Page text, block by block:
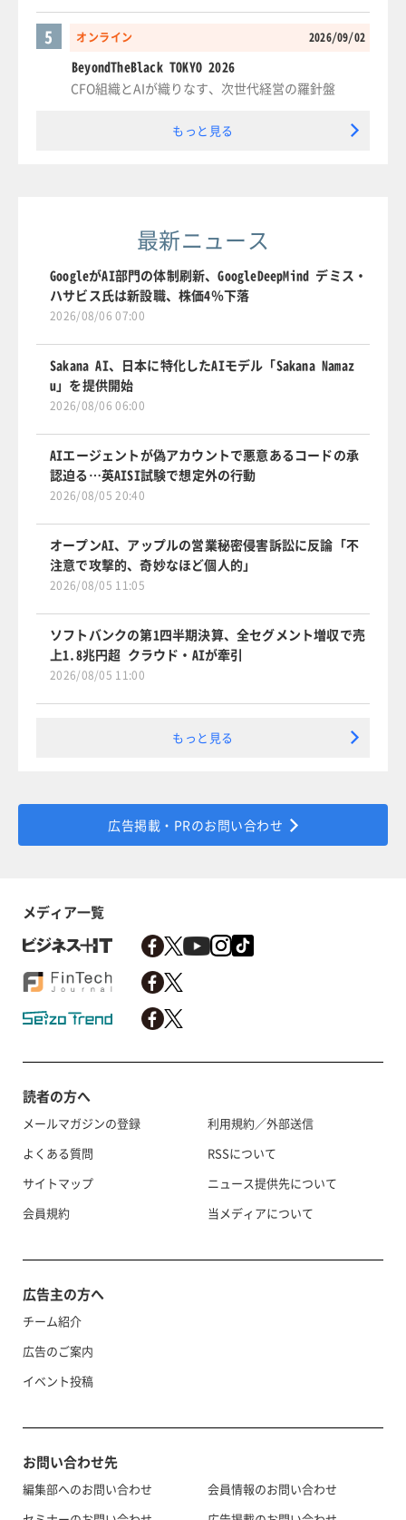
オンライン 2026/09/02
5
BeyondTheBlack TOKYO 2026
CFO組織とAIが織りなす、次世代経営の羅針盤
もっと見る
最新ニュース
GoogleがAI部門の体制刷新、GoogleDeepMind デミス・
ハサビス氏は新設職、株価4％下落
2026/08/06 07:00
Sakana AI、日本に特化したAIモデル「Sakana Namaz
u」を提供開始
2026/08/06 06:00
AIエージェントが偽アカウントで悪意あるコードの承
認迫る…英AISI試験で想定外の行動
2026/08/05 20:40
オープンAI、アップルの営業秘密侵害訴訟に反論「不
注意で攻撃的、奇妙なほど個人的」
2026/08/05 11:05
ソフトバンクの第1四半期決算、全セグメント増収で売
上1.8兆円超 クラウド・AIが牽引
2026/08/05 11:00
もっと見る
広告掲載・PRのお問い合わせ
メディア一覧
読者の方へ
メールマガジンの登録
よくある質問
サイトマップ
会員規約
利用規約／外部送信
RSSについて
ニュース提供先について
当メディアについて
広告主の方へ
チーム紹介
広告のご案内
イベント投稿
お問い合わせ先
編集部へのお問い合わせ
会員情報のお問い合わせ